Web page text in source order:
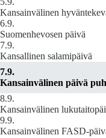
Kansainvälinen
6.9.
Suomenhevosen päivä
7.9.
Kansallinen salamipäivä
7.9.
Kansainvälinen päivä
8.9.
Kansainvälinen
9.9.
Kansainvälinen FASD-